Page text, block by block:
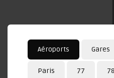
Aéroports Gares
Paris 77 78